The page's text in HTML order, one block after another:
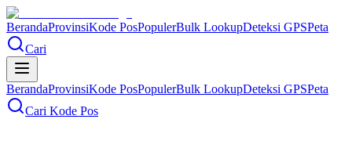
BerandaProvinsiKode PosPopulerBulk LookupDeteksi GPSPeta
Cari
BerandaProvinsiKode PosPopulerBulk LookupDeteksi GPSPeta
Cari Kode Pos